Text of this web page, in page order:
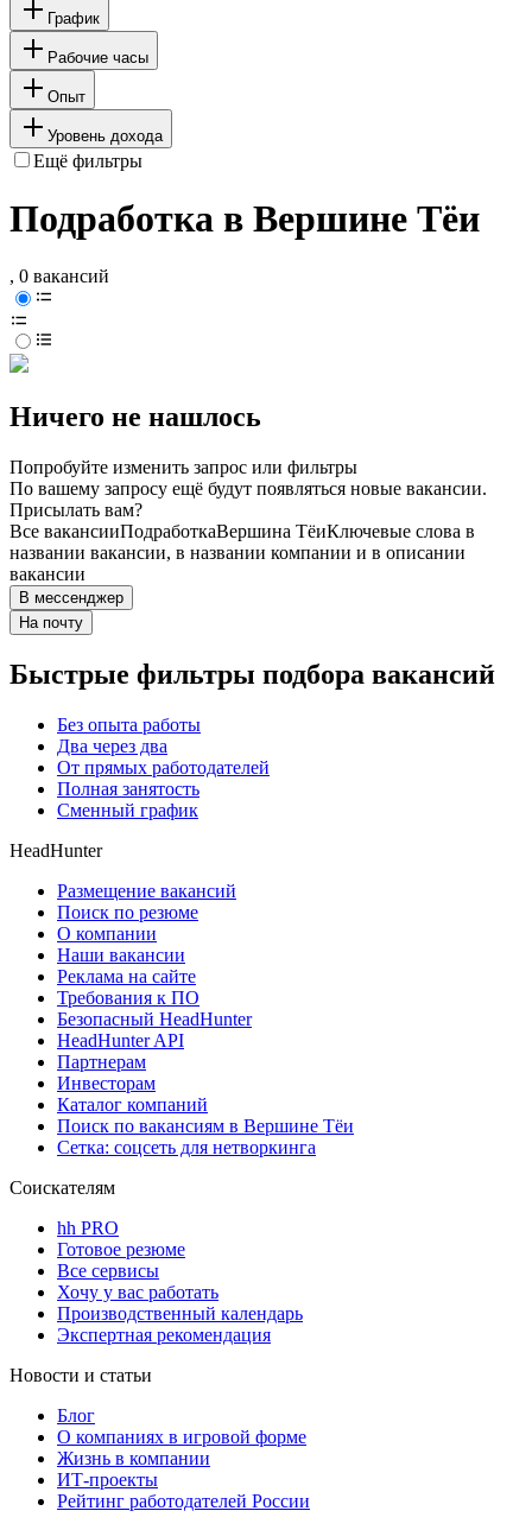
График
Рабочие часы
Опыт
Уровень дохода
Ещё фильтры
Подработка в Вершине Тёи
, 0 вакансий
Ничего не нашлось
Попробуйте изменить запрос или фильтры
По вашему запросу ещё будут появляться новые вакансии.
Присылать вам?
Все вакансииПодработкаВершина ТёиКлючевые слова в
названии вакансии, в названии компании и в описании
вакансии
В мессенджер
На почту
Быстрые фильтры подбора вакансий
Без опыта работы
Два через два
От прямых работодателей
Полная занятость
Сменный график
HeadHunter
Размещение вакансий
Поиск по резюме
О компании
Наши вакансии
Реклама на сайте
Требования к ПО
Безопасный HeadHunter
HeadHunter API
Партнерам
Инвесторам
Каталог компаний
Поиск по вакансиям в Вершине Тёи
Сетка: соцсеть для нетворкинга
Соискателям
hh PRO
Готовое резюме
Все сервисы
Хочу у вас работать
Производственный календарь
Экспертная рекомендация
Новости и статьи
Блог
О компаниях в игровой форме
Жизнь в компании
ИТ-проекты
Рейтинг работодателей России